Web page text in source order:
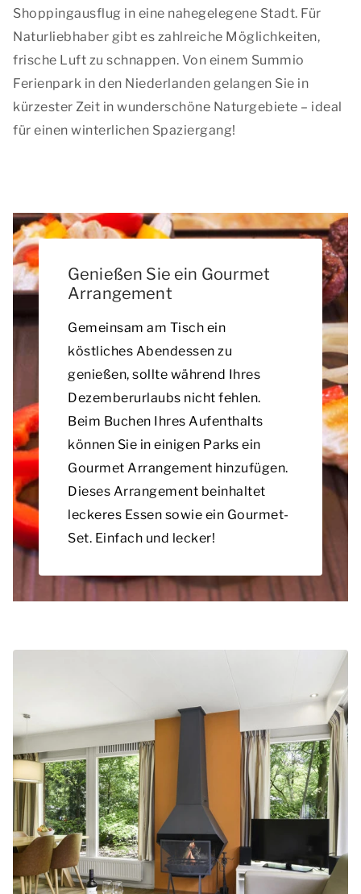
Shoppingausflug in eine nahegelegene Stadt. Für
Naturliebhaber gibt es zahlreiche Möglichkeiten,
frische Luft zu schnappen. Von einem Summio
Ferienpark in den Niederlanden gelangen Sie in
kürzester Zeit in wunderschöne Naturgebiete – ideal
für einen winterlichen Spaziergang!
Genießen Sie ein Gourmet
Arrangement
Gemeinsam am Tisch ein
köstliches Abendessen zu
genießen, sollte während Ihres
Dezemberurlaubs nicht fehlen.
Beim Buchen Ihres Aufenthalts
können Sie in einigen Parks ein
Gourmet Arrangement hinzufügen.
Dieses Arrangement beinhaltet
leckeres Essen sowie ein Gourmet-
Set. Einfach und lecker!